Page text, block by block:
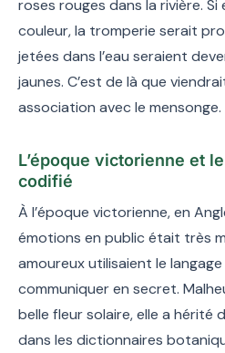
roses rouges dans la rivière.
couleur, la tromperie serait
jetées dans l’eau seraient
jaunes. C’est de là que
association avec le mensonge.
L’époque victorienne et
codifié
À l’époque victorienne, en
émotions en public était très
amoureux utilisaient le
communiquer en secret.
belle fleur solaire, elle a hérité
dans les dictionnaires